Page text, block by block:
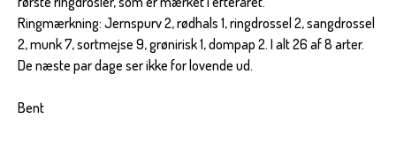
Ringmærkning: Jernspurv 2, rødhals 1, ringdrossel 2, sangdrossel
2, munk 7, sortmejse 9, grønirisk 1, dompap 2. I alt 26 af 8 arter.
De næste par dage ser ikke for lovende ud.
Bent